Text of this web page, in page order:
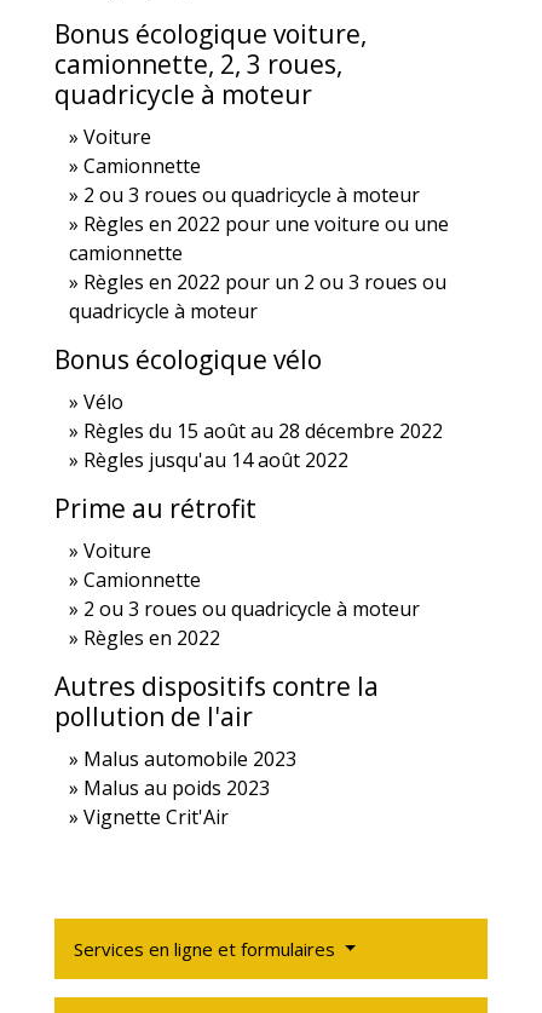
Bonus écologique voiture,
camionnette, 2, 3 roues,
quadricycle à moteur
Voiture
Camionnette
2 ou 3 roues ou quadricycle à moteur
Règles en 2022 pour une voiture ou une
camionnette
Règles en 2022 pour un 2 ou 3 roues ou
quadricycle à moteur
Bonus écologique vélo
Vélo
Règles du 15 août au 28 décembre 2022
Règles jusqu'au 14 août 2022
Prime au rétrofit
Voiture
Camionnette
2 ou 3 roues ou quadricycle à moteur
Règles en 2022
Autres dispositifs contre la
pollution de l'air
Malus automobile 2023
Malus au poids 2023
Vignette Crit'Air
Services en ligne et formulaires